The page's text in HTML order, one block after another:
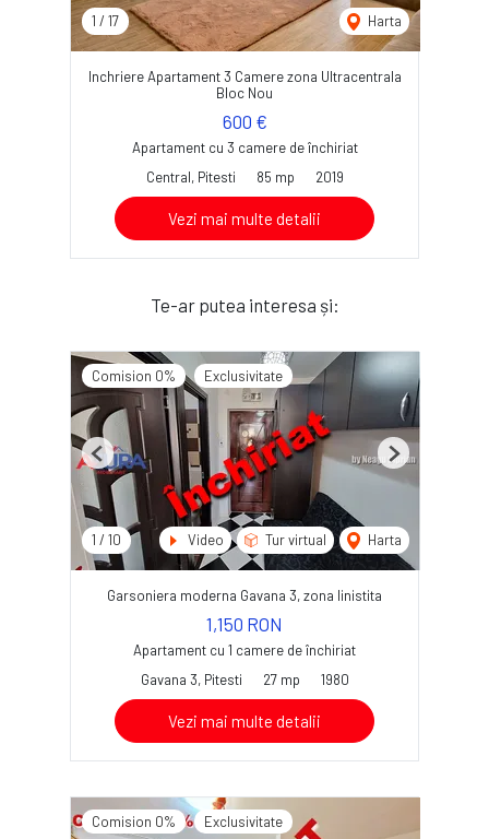
1 / 17 Harta
Inchriere Apartament 3 Camere zona Ultracentrala
Bloc Nou
600 €
Apartament cu 3 camere de închiriat
Central, Pitesti
85 mp 2019
Vezi mai multe detalii
Te-ar putea interesa și:
Comision 0% Exclusivitate
1 / 10 Video Tur virtual Harta
Previous Next
Garsoniera moderna Gavana 3, zona linistita
1,150 RON
Apartament cu 1 camere de închiriat
Gavana 3, Pitesti
27 mp 1980
Vezi mai multe detalii
Comision 0% Exclusivitate